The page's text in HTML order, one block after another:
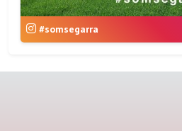
#somsegarra